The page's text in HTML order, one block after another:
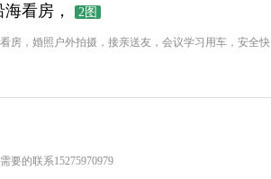
看房， 2图
房，婚照户外拍摄，接亲送友，会议学习用车，安全快
要的联系15275970979